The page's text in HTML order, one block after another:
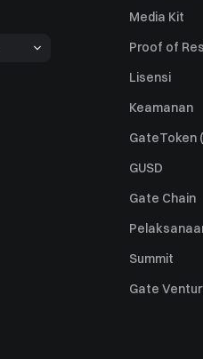
Media Kit
Proof of
Lisensi
Keamanan
GateToken
GUSD
Gate Chain
Summit
Gate